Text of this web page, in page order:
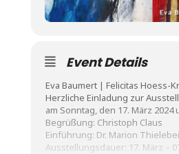
Event Details
Eva Baumert | Felicitas Hoess-
Herzliche Einladung zur
am Sonntag, den 17. März 2024
Begrüßung: Christoph Claus
Einführung: Dr. Marion
Ausstellungsdauer: 17. März –